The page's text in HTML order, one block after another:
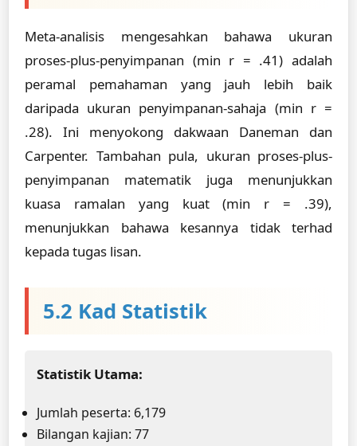
Meta-analisis mengesahkan bahawa ukuran
proses-plus-penyimpanan (min r = .41) adalah
peramal pemahaman yang jauh lebih baik
daripada ukuran penyimpanan-sahaja (min r =
.28). Ini menyokong dakwaan Daneman dan
Carpenter. Tambahan pula, ukuran proses-plus-
penyimpanan matematik juga menunjukkan
kuasa ramalan yang kuat (min r = .39),
menunjukkan bahawa kesannya tidak terhad
kepada tugas lisan.
5.2 Kad Statistik
Statistik Utama:
Jumlah peserta: 6,179
Bilangan kajian: 77